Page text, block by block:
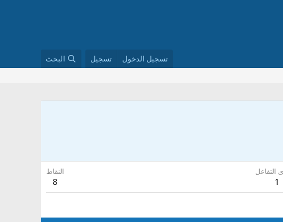
تسجيل الدخول تسجيل البحث
التفاعل
1
النقاط
8